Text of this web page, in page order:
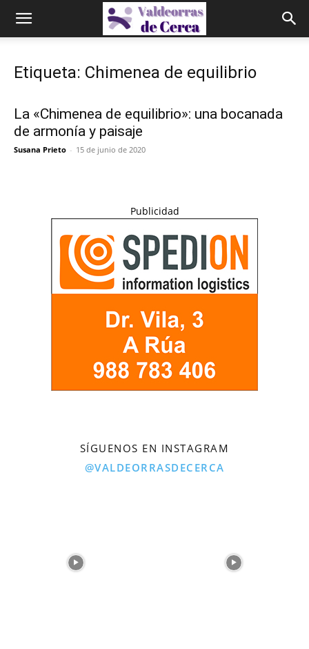
Etiqueta: Chimenea de equilibrio
La «Chimenea de equilibrio»: una bocanada
de armonía y paisaje
Susana Prieto - 15 de junio de 2020
Publicidad
SÍGUENOS EN INSTAGRAM
@VALDEORRASDECERCA